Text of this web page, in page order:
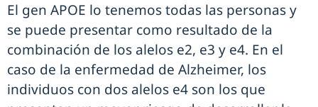
El gen APOE lo tenemos todas las personas y
se puede presentar como resultado de la
combinación de los alelos e2, e3 y e4. En el
caso de la enfermedad de Alzheimer, los
individuos con dos alelos e4 son los que